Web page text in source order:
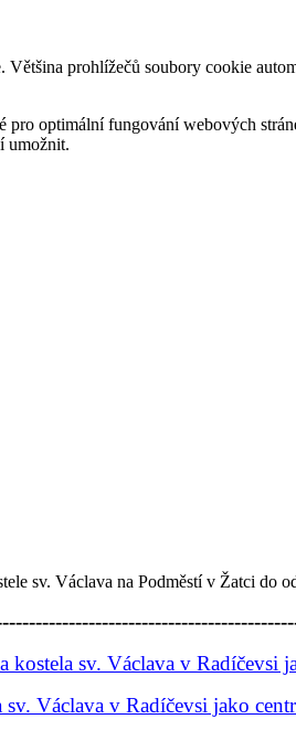
prohlížečů soubory cookie
optimální fungování webových
umožnit.
sv. Václava na Podměstí v Žatci do
kostela sv. Václava v Radíčevsi
Václava v Radíčevsi jako